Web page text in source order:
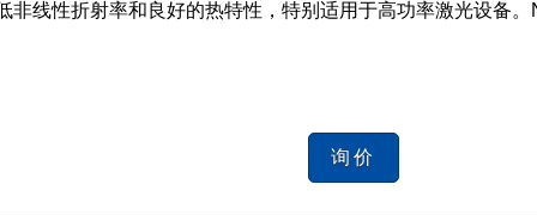
非线性折射率和良好的热特性，特别适用于高功率激光设备。
询价